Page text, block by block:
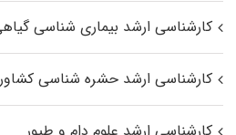
کارشناسی ارشد بیماری‌ شناسی
کارشناسی ارشد حشره‌ شناسی